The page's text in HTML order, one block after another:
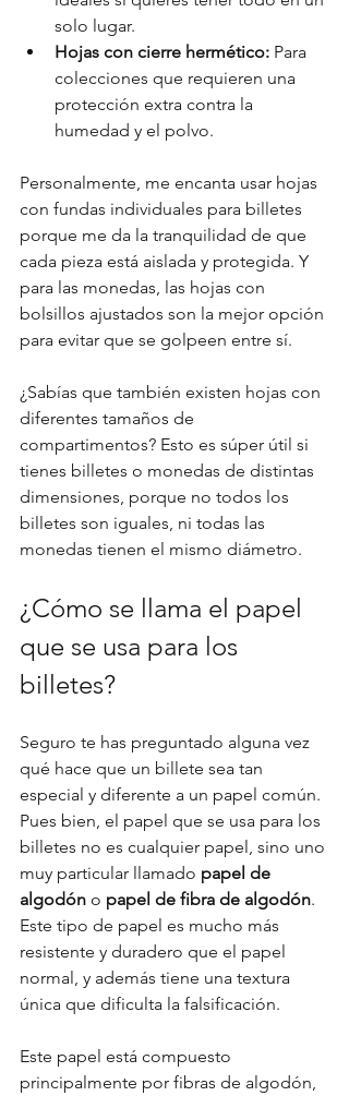
solo lugar.
Hojas con cierre hermético: Para
colecciones que requieren una
protección extra contra la
humedad y el polvo.
Personalmente, me encanta usar hojas
con fundas individuales para billetes
porque me da la tranquilidad de que
cada pieza está aislada y protegida. Y
para las monedas, las hojas con
bolsillos ajustados son la mejor opción
para evitar que se golpeen entre sí.
¿Sabías que también existen hojas con
diferentes tamaños de
compartimentos? Esto es súper útil si
tienes billetes o monedas de distintas
dimensiones, porque no todos los
billetes son iguales, ni todas las
monedas tienen el mismo diámetro.
¿Cómo se llama el papel
que se usa para los
billetes?
Seguro te has preguntado alguna vez
qué hace que un billete sea tan
especial y diferente a un papel común.
Pues bien, el papel que se usa para los
billetes no es cualquier papel, sino uno
muy particular llamado papel de
algodón o papel de fibra de algodón.
Este tipo de papel es mucho más
resistente y duradero que el papel
normal, y además tiene una textura
única que dificulta la falsificación.
Este papel está compuesto
principalmente por fibras de algodón,